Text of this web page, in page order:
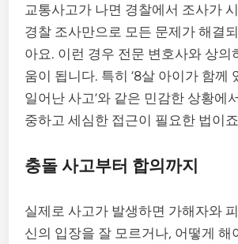
교통사고가 나면 경찰에서 조사가
경찰 조사만으로 모든 문제가 해결
아요. 이런 경우 전문 변호사와 상의
움이 됩니다. 특히 ‘8살 아이가 함께
일어난 사고’와 같은 민감한 상황에
중하고 세심한 접근이 필요한 법이
충돌 사고부터 합의까지
실제로 사고가 발생하면 가해자와
신의 입장을 잘 모르거나, 어떻게 해